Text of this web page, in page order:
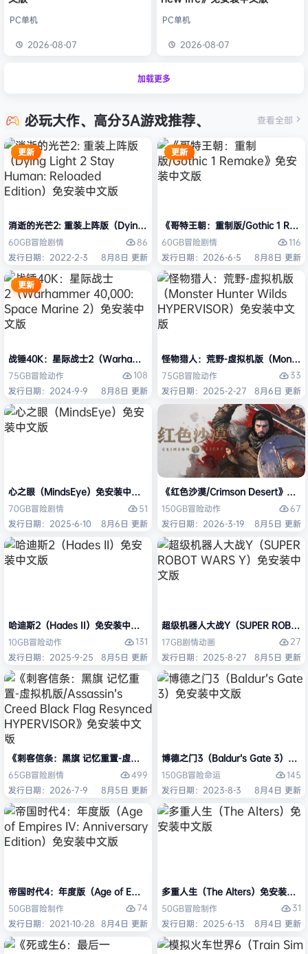
PC单机
2026-08-07
PC单机
2026-08-07
加载更多
必玩大作、高分3A游戏推荐、 查看全部
更新
消逝的光芒2: 重装上阵版（Dying Light 2 Stay Human: Reloaded
60GB冒险剧情
86
发行日期：2022-2-3
8月8日 更新
更新
《哥特王朝：重制版/Gothic 1
60GB冒险剧情
116
发行日期：2026-6-5
8月8日 更新
更新
战锤40K：星际战士2（Warhammer 40,000: Space Marine 2）免安装
75GB冒险动作
108
发行日期：2024-9-9
8月8日 更新
怪物猎人：荒野-虚拟机版（
75GB冒险动作
33
发行日期：2025-2-27
8月6日 更新
心之眼（MindsEye）免安装中文版
70GB冒险剧情
51
发行日期：2025-6-10
8月6日 更新
《红色沙漠/Crimson Desert》免安
150GB冒险动作
67
发行日期：2026-3-19
8月5日 更新
哈迪斯2（Hades II）免安装中文版
10GB冒险动作
131
发行日期：2025-9-25
8月5日 更新
超级机器人大战Y（SUPER
17GB剧情动画
27
发行日期：2025-8-27
8月5日 更新
《刺客信条：黑旗 记忆重置-虚拟机版/Assassin’s Creed Black Flag
65GB冒险剧情
499
发行日期：2026-7-9
8月5日 更新
博德之门3（Baldur’s Gate 3）免安
150GB冒险命运
145
发行日期：2023-8-3
8月4日 更新
帝国时代4：年度版（Age of Empires IV: Anniversary Edition）免安装
50GB冒险制作
74
发行日期：2021-10-28 8月4日 更新
多重人生（The Alters）免安装中文
50GB冒险制作
31
发行日期：2025-6-13
8月4日 更新